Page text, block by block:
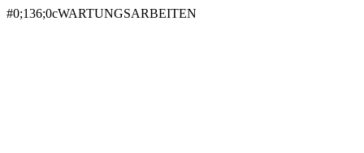
#0;136;0cWARTUNGSARBEITEN